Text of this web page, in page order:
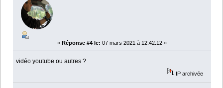
« Réponse #4 le: 07 mars 2021 à 12:42:12 »
vidéo youtube ou autres ?
IP archivée